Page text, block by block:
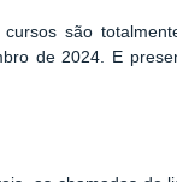
cursos são
de 2024. E